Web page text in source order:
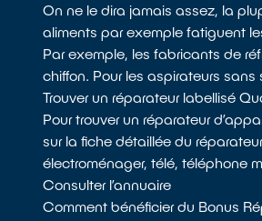
On ne le dira jamais assez, la
aliments par exemple fatiguent
Par exemple, les fabricants de
chiffon. Pour les aspirateurs
Trouver un réparateur labellisé
Pour trouver un réparateur
sur la fiche détaillée du
électroménager, télé, téléphone
Consulter l’annuaire
Comment bénéficier du Bonus